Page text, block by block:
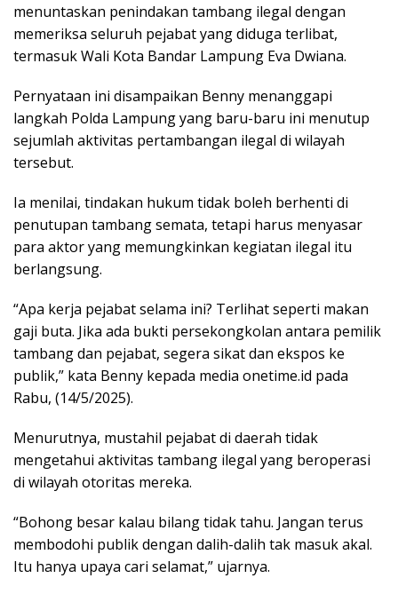
menuntaskan penindakan tambang ilegal dengan
memeriksa seluruh pejabat yang diduga terlibat,
termasuk Wali Kota Bandar Lampung Eva Dwiana.
Pernyataan ini disampaikan Benny menanggapi
langkah Polda Lampung yang baru-baru ini menutup
sejumlah aktivitas pertambangan ilegal di wilayah
tersebut.
Ia menilai, tindakan hukum tidak boleh berhenti di
penutupan tambang semata, tetapi harus menyasar
para aktor yang memungkinkan kegiatan ilegal itu
berlangsung.
“Apa kerja pejabat selama ini? Terlihat seperti makan
gaji buta. Jika ada bukti persekongkolan antara pemilik
tambang dan pejabat, segera sikat dan ekspos ke
publik,” kata Benny kepada media onetime.id pada
Rabu, (14/5/2025).
Menurutnya, mustahil pejabat di daerah tidak
mengetahui aktivitas tambang ilegal yang beroperasi
di wilayah otoritas mereka.
“Bohong besar kalau bilang tidak tahu. Jangan terus
membodohi publik dengan dalih-dalih tak masuk akal.
Itu hanya upaya cari selamat,” ujarnya.